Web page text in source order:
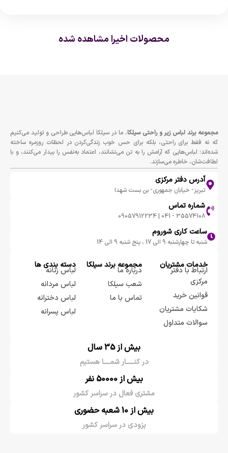
محصولات اخیرا مشاهده شده
مجموعه برند لباس زير و راحتى سيلكا، ما در سیلکا لباس‌هایی طراحی و تولید می‌کنیم
که نه فقط برای راحتی، بلکه برای حس خوب زندگی‌کردن در لحظات روزمره ساخته
شده‌اند؛ لباس‌هایی که آرامش را به تن می‌نشانند، اعتماد به‌نفس را بیدار می‌کنند، و با
لطافت‌شان، خاطره می‌سازند.
آدرس دفتر مرکزی
تبریز- خیابان جمهوری- بن بست شهدا
شماره تماس
35574108 - 041 | 09057912234
ساعت کاری شوروم
شنبه تا چهارشنبه 9 الی 17 ، پنج شنبه 9 الی 14
خدمات مشتریان
ارتباط با دفتر
مرکزی
قوانین خرید
شکایات مشتریان
سوالات متداول
مجموعه برند سيلكا
درباره ما
شعب سیلکا
تماس با ما
دسته بندی ها
لباس زنانه
لباس مردانه
لباس دخترانه
لباس پسرانه
بیش از 35 سال
در کنـــــار شمــــا هستیم
بیش از 50000 نفر
مشتری فعال در سراسر کشور
بیش از 10 شعبه حضوری
بزودی در سراسر کشور